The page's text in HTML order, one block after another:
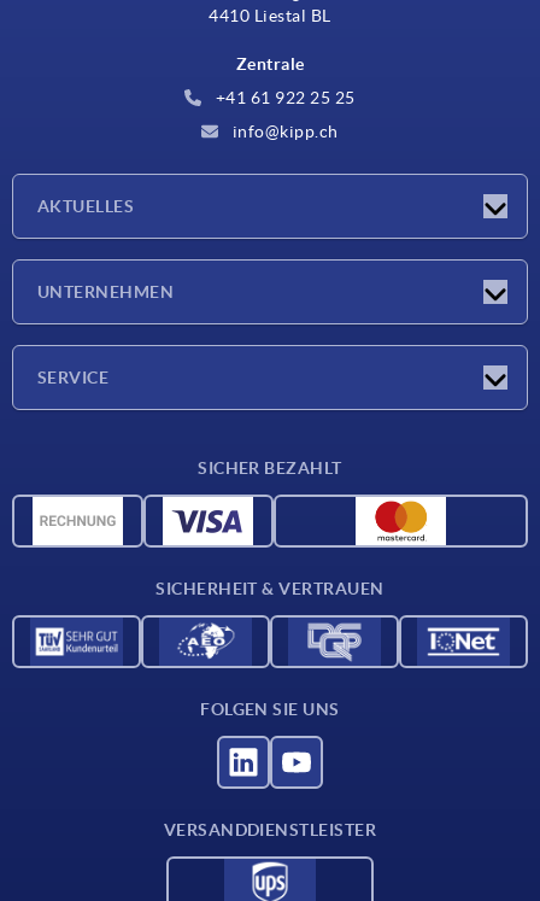
4410 Liestal BL
Zentrale
+41 61 922 25 25
info@kipp.ch
AKTUELLES
UNTERNEHMEN
SERVICE
CAD-Daten
SICHER BEZAHLT
SICHERHEIT & VERTRAUEN
FOLGEN SIE UNS
VERSANDDIENSTLEISTER